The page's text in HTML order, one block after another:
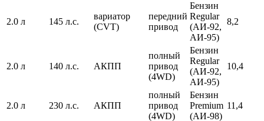
2.0 л 145 л.с.
вариатор
(CVT)
передний
привод
Бензин
Regular
(АИ-92,
АИ-95)
8,2
2.0 л 140 л.с. АКПП
полный
привод
(4WD)
Бензин
Regular
(АИ-92,
АИ-95)
10,4
2.0 л 230 л.с. АКПП
полный
привод
(4WD)
Бензин
Premium
(АИ-98)
11,4